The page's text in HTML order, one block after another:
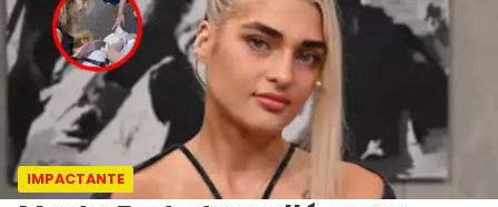
IMPACTANTE